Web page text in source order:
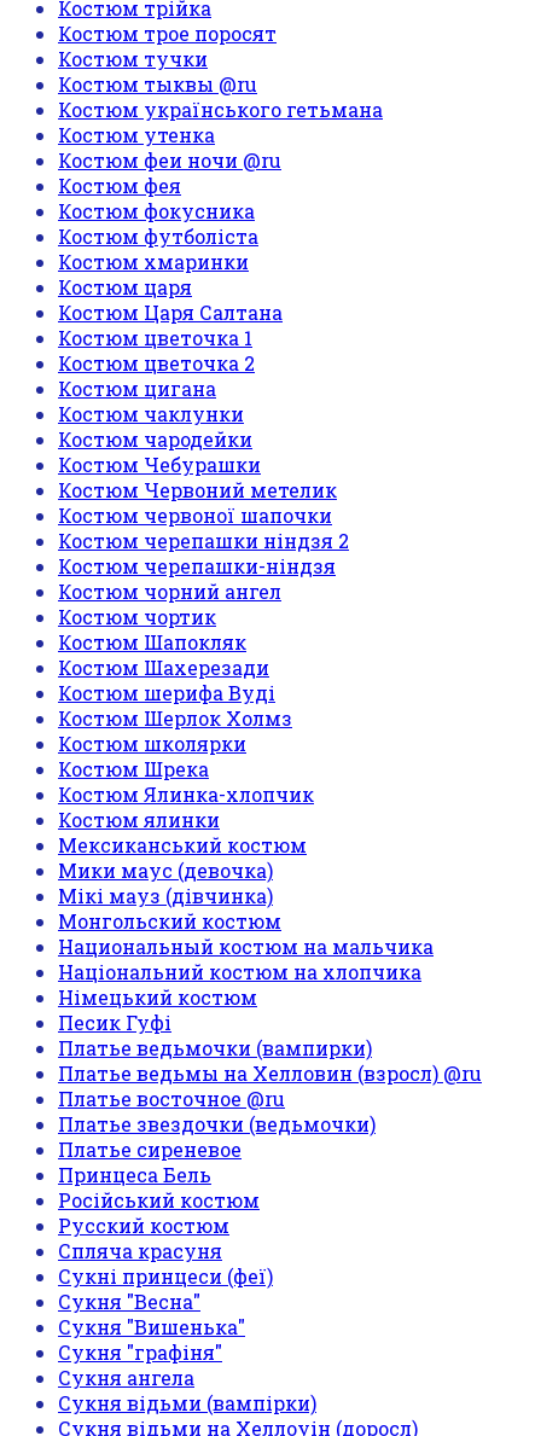
Костюм трійка
Костюм трое поросят
Костюм тучки
Костюм тыквы @ru
Костюм українського гетьмана
Костюм утенка
Костюм феи ночи @ru
Костюм фея
Костюм фокусника
Костюм футболіста
Костюм хмаринки
Костюм царя
Костюм Царя Салтана
Костюм цветочка 1
Костюм цветочка 2
Костюм цигана
Костюм чаклунки
Костюм чародейки
Костюм Чебурашки
Костюм Червоний метелик
Костюм червоної шапочки
Костюм черепашки ніндзя 2
Костюм черепашки-ніндзя
Костюм чорний ангел
Костюм чортик
Костюм Шапокляк
Костюм Шахерезади
Костюм шерифа Вуді
Костюм Шерлок Холмз
Костюм школярки
Костюм Шрека
Костюм Ялинка-хлопчик
Костюм ялинки
Мексиканський костюм
Мики маус (девочка)
Мікі мауз (дівчинка)
Монгольский костюм
Национальный костюм на мальчика
Національний костюм на хлопчика
Німецький костюм
Песик Гуфі
Платье ведьмочки (вампирки)
Платье ведьмы на Хелловин (взросл) @ru
Платье восточное @ru
Платье звездочки (ведьмочки)
Платье сиреневое
Принцеса Бель
Російський костюм
Русский костюм
Спляча красуня
Сукні принцеси (феї)
Сукня "Весна"
Сукня "Вишенька"
Сукня "графіня"
Сукня ангела
Сукня відьми (вампірки)
Сукня відьми на Хеллоуін (доросл)